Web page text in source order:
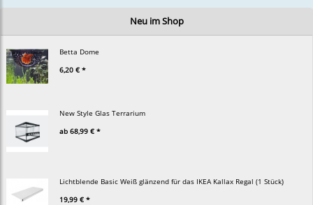
Neu im Shop
Betta Dome
6,20 € *
New Style Glas Terrarium
ab 68,99 € *
Lichtblende Basic Weiß glänzend für das IKEA Kallax Regal (1 Stück)
19,99 € *